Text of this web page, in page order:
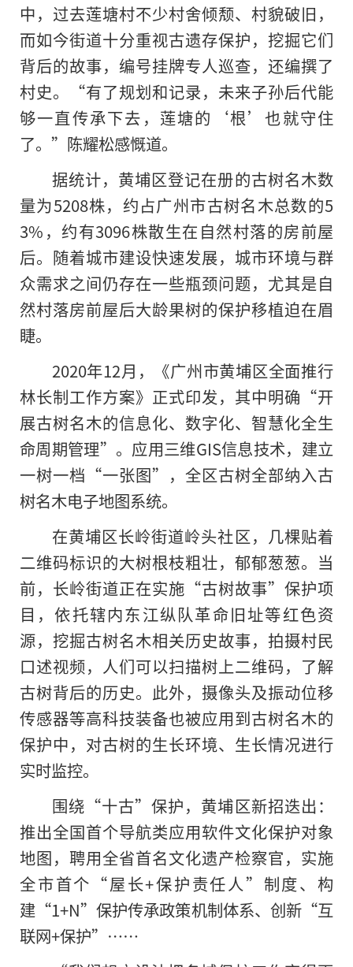
中，过去莲塘村不少村舍倾颓、村貌破旧，
而如今街道十分重视古遗存保护，挖掘它们
背后的故事，编号挂牌专人巡查，还编撰了
村史。“有了规划和记录，未来子孙后代能
够一直传承下去，莲塘的
‘根’也就守住
了。”陈耀松感慨道。
据统计，黄埔区登记在册的古树名木数
量为5208株，约占广州市古树名木总数的5
3%，约有3096株散生在自然村落的房前屋
后。随着城市建设快速发展，城市环境与群
众需求之间仍存在一些瓶颈问题，尤其是自
然村落房前屋后大龄果树的保护移植迫在眉
睫。
2020年12月，《广州市黄埔区全面推行
林长制工作方案》正式印发，其中明确“开
展古树名木的信息化、数字化、智慧化全生
命周期管理”。应用三维GIS信息技术，建立
一树一档“一张图”，全区古树全部纳入古
树名木电子地图系统。
在黄埔区长岭街道岭头社区，几棵贴着
二维码标识的大树根枝粗壮，郁郁葱葱。当
前，长岭街道正在实施“古树故事”保护项
目，依托辖内东江纵队革命旧址等红色资
源，挖掘古树名木相关历史故事，拍摄村民
口述视频，人们可以扫描树上二维码，了解
古树背后的历史。此外，摄像头及振动位移
传感器等高科技装备也被应用到古树名木的
保护中，对古树的生长环境、生长情况进行
实时监控。
围绕“十古”保护，黄埔区新招迭出：
推出全国首个导航类应用软件文化保护对象
地图，聘用全省首名文化遗产检察官，实施
全市首个“屋长+保护责任人”制度、构
建“1+N”保护传承政策机制体系、创新“互
联网+保护”……